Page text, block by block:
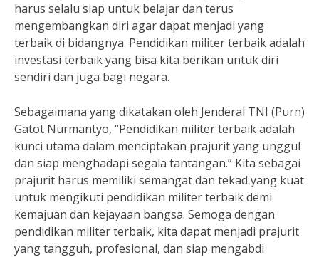
harus selalu siap untuk belajar dan terus
mengembangkan diri agar dapat menjadi yang
terbaik di bidangnya. Pendidikan militer terbaik adalah
investasi terbaik yang bisa kita berikan untuk diri
sendiri dan juga bagi negara.
Sebagaimana yang dikatakan oleh Jenderal TNI (Purn)
Gatot Nurmantyo, “Pendidikan militer terbaik adalah
kunci utama dalam menciptakan prajurit yang unggul
dan siap menghadapi segala tantangan.” Kita sebagai
prajurit harus memiliki semangat dan tekad yang kuat
untuk mengikuti pendidikan militer terbaik demi
kemajuan dan kejayaan bangsa. Semoga dengan
pendidikan militer terbaik, kita dapat menjadi prajurit
yang tangguh, profesional, dan siap mengabdi